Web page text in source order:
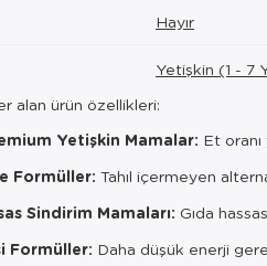
Hayır
Yetişkin (1 - 7
alan ürün özellikleri:
Yetişkin Mamalar: Et
Formüller: Tahıl içermeyen
Sindirim Mamaları: Gıda
Formüller: Daha düşük enerji